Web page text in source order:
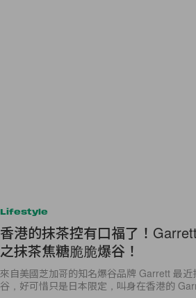
Lifestyle
香港的抹茶控有口福了！
之抹茶焦糖脆脆爆谷！
來自美國芝加哥的知名爆谷品牌 Garrett 最
谷，好可惜只是日本限定，叫身在香港的